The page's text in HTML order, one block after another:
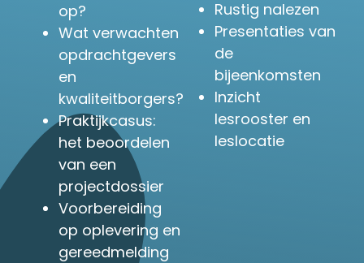
op?
Wat verwachten
opdrachtgevers
en
kwaliteitborgers?
Praktijkcasus:
het beoordelen
van een
projectdossier
Voorbereiding
op oplevering en
gereedmelding
Rustig nalezen
Presentaties van
de
bijeenkomsten
Inzicht
lesrooster en
leslocatie